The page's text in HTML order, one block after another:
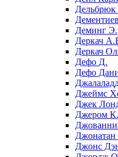
Дельбрюк
Деминг Э.
Деркач
Деркач
Дефо Д.
Дефо
Джеймс
Джек
Джером
Джонс